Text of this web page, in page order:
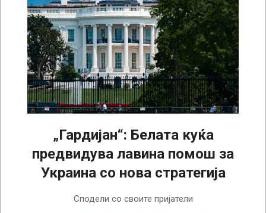
„Гардијан“: Белата куќа
предвидува лавина помош за
Украина со нова стратегија
Сподели со своите пријатели